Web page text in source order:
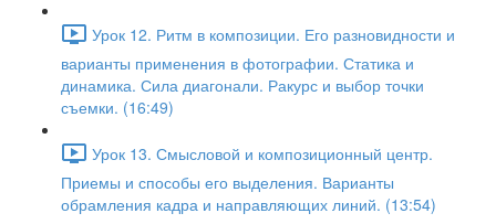
Урок 12. Ритм в композиции. Его разновидности и
варианты применения в фотографии. Статика и
динамика. Сила диагонали. Ракурс и выбор точки
съемки. (16:49)
Урок 13. Смысловой и композиционный центр.
Приемы и способы его выделения. Варианты
обрамления кадра и направляющих линий. (13:54)